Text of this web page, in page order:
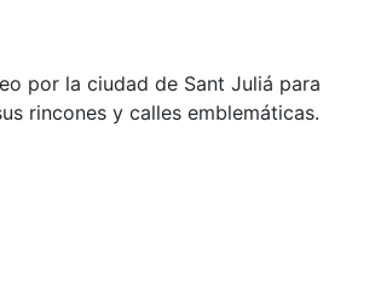
por la ciudad de Sant Juliá para
rincones y calles emblemáticas.